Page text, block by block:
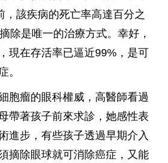
，該疾病的死亡率高達百分之
除是唯一的治療方式。幸好，
現在存活率已逼近99%，是可
。
胞瘤的眼科權威，高醫師看過
帶著孩子前來求診，她感性表
進步，有些孩子透過早期介入
摘除眼球就可消除癌症，又能